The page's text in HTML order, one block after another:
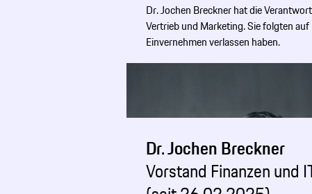
Dr. Jochen Breckner hat die
Vertrieb und Marketing. Sie folgten
Einvernehmen verlassen haben.
Dr. Jochen Breckner
Vorstand Finanzen und